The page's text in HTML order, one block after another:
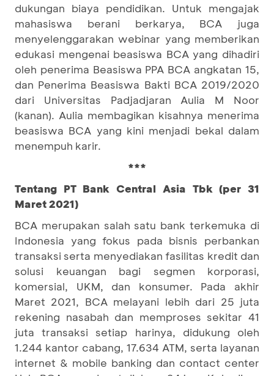
dukungan biaya pendidikan. Untuk mengajak
mahasiswa berani berkarya, BCA juga
menyelenggarakan webinar yang memberikan
edukasi mengenai beasiswa BCA yang dihadiri
oleh penerima Beasiswa PPA BCA angkatan 15,
dan Penerima Beasiswa Bakti BCA 2019/2020
dari Universitas Padjadjaran Aulia M Noor
(kanan). Aulia membagikan kisahnya menerima
beasiswa BCA yang kini menjadi bekal dalam
menempuh karir.
***
Tentang PT Bank Central Asia Tbk (per 31
Maret 2021)
BCA merupakan salah satu bank terkemuka di
Indonesia yang fokus pada bisnis perbankan
transaksi serta menyediakan fasilitas kredit dan
solusi keuangan bagi segmen korporasi,
komersial, UKM, dan konsumer. Pada akhir
Maret 2021, BCA melayani lebih dari 25 juta
rekening nasabah dan memproses sekitar 41
juta transaksi setiap harinya, didukung oleh
1.244 kantor cabang, 17.634 ATM, serta layanan
internet & mobile banking dan contact center